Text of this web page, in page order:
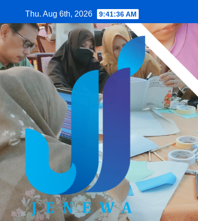
to
content
Thu. Aug 6th, 2026 9:41:37 AM